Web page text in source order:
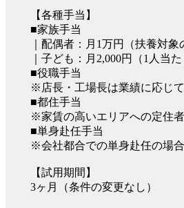
【各種手当】
■家族手当
｜配偶者：月1万円（扶養対象
｜子ども：月2,000円（1人当
■役職手当
※店長・工場長は業績に応じ
■都住手当
※家賃の高いエリアへの定住
■単身赴任手当
※会社都合での単身赴任の場
【試用期間】
3ヶ月（条件の変更なし）